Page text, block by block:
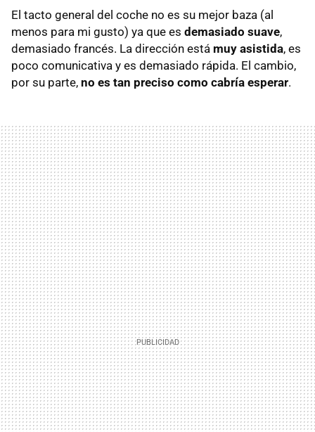
El tacto general del coche no es su mejor baza (al
menos para mi gusto) ya que es demasiado suave,
demasiado francés. La dirección está muy asistida, es
poco comunicativa y es demasiado rápida. El cambio,
por su parte, no es tan preciso como cabría esperar.